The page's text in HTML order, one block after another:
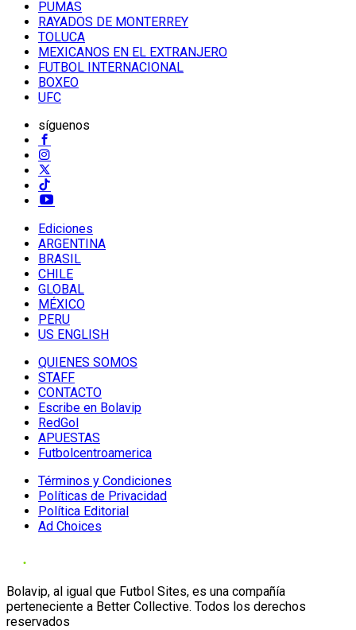
PUMAS
RAYADOS DE MONTERREY
TOLUCA
MEXICANOS EN EL EXTRANJERO
FUTBOL INTERNACIONAL
BOXEO
UFC
síguenos
Ediciones
ARGENTINA
BRASIL
CHILE
GLOBAL
MÉXICO
PERU
US ENGLISH
QUIENES SOMOS
STAFF
CONTACTO
Escribe en Bolavip
RedGol
APUESTAS
Futbolcentroamerica
Términos y Condiciones
Políticas de Privacidad
Política Editorial
Ad Choices
Bolavip, al igual que Futbol Sites, es una compañía
perteneciente a Better Collective. Todos los derechos
reservados